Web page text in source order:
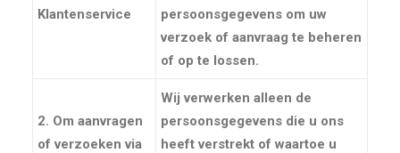
Klantenservice
persoonsgegevens om uw
verzoek of aanvraag te beheren
of op te lossen.
2. Om aanvragen
of verzoeken via
Wij verwerken alleen de
persoonsgegevens die u ons
heeft verstrekt of waartoe u